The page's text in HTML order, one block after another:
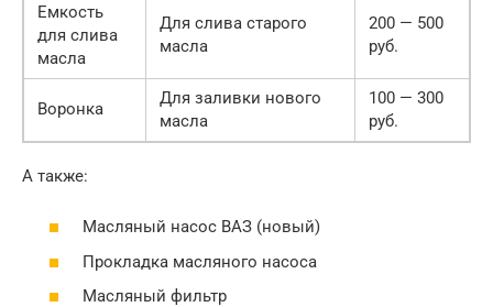
Емкость
для слива
масла
Для слива старого
масла
200 — 500
руб.
Воронка
Для заливки нового
масла
100 — 300
руб.
А также:
Масляный насос ВАЗ (новый)
Прокладка масляного насоса
Масляный фильтр